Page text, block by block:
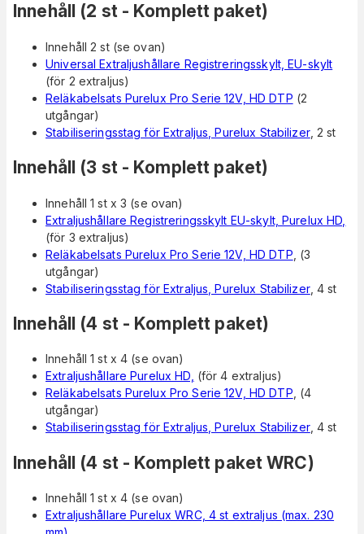
Innehåll (2 st - Komplett paket)
Innehåll 2 st (se ovan)
Universal Extraljushållare Registreringsskylt, EU-skylt
(för 2 extraljus)
Reläkabelsats Purelux Pro Serie 12V, HD DTP (2
utgångar)
Stabiliseringsstag för Extraljus, Purelux Stabilizer, 2 st
Innehåll (3 st - Komplett paket)
Innehåll 1 st x 3 (se ovan)
Extraljushållare Registreringsskylt EU-skylt, Purelux HD,
(för 3 extraljus)
Reläkabelsats Purelux Pro Serie 12V, HD DTP , (3
utgångar)
Stabiliseringsstag för Extraljus, Purelux Stabilizer, 4 st
Innehåll (4 st - Komplett paket)
Innehåll 1 st x 4 (se ovan)
Extraljushållare Purelux HD, (för 4 extraljus)
Reläkabelsats Purelux Pro Serie 12V, HD DTP, (4
utgångar)
Stabiliseringsstag för Extraljus, Purelux Stabilizer, 4 st
Innehåll (4 st - Komplett paket WRC)
Innehåll 1 st x 4 (se ovan)
Extraljushållare Purelux WRC, 4 st extraljus (max. 230